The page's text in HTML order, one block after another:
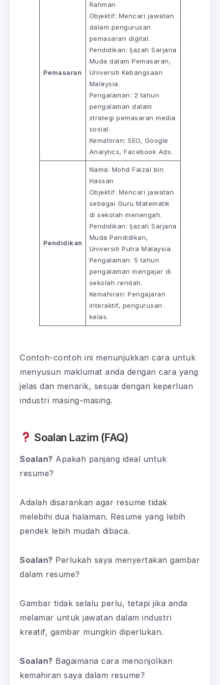
Pemasaran
Rahman
Objektif: Mencari jawatan
dalam pengurusan
pemasaran digital.
Pendidikan: Ijazah Sarjana
Muda dalam Pemasaran,
Universiti Kebangsaan
Malaysia.
Pengalaman: 2 tahun
pengalaman dalam
strategi pemasaran media
sosial.
Kemahiran: SEO, Google
Analytics, Facebook Ads.
Pendidikan
Nama: Mohd Faizal bin
Hassan
Objektif: Mencari jawatan
sebagai Guru Matematik
di sekolah menengah.
Pendidikan: Ijazah Sarjana
Muda Pendidikan,
Universiti Putra Malaysia.
Pengalaman: 5 tahun
pengalaman mengajar di
sekolah rendah.
Kemahiran: Pengajaran
interaktif, pengurusan
kelas.
Contoh-contoh ini menunjukkan cara untuk
menyusun maklumat anda dengan cara yang
jelas dan menarik, sesuai dengan keperluan
industri masing-masing.
Soalan Lazim (FAQ)
Soalan? Apakah panjang ideal untuk
resume?
Adalah disarankan agar resume tidak
melebihi dua halaman. Resume yang lebih
pendek lebih mudah dibaca.
Soalan? Perlukah saya menyertakan gambar
dalam resume?
Gambar tidak selalu perlu, tetapi jika anda
melamar untuk jawatan dalam industri
kreatif, gambar mungkin diperlukan.
Soalan? Bagaimana cara menonjolkan
kemahiran saya dalam resume?